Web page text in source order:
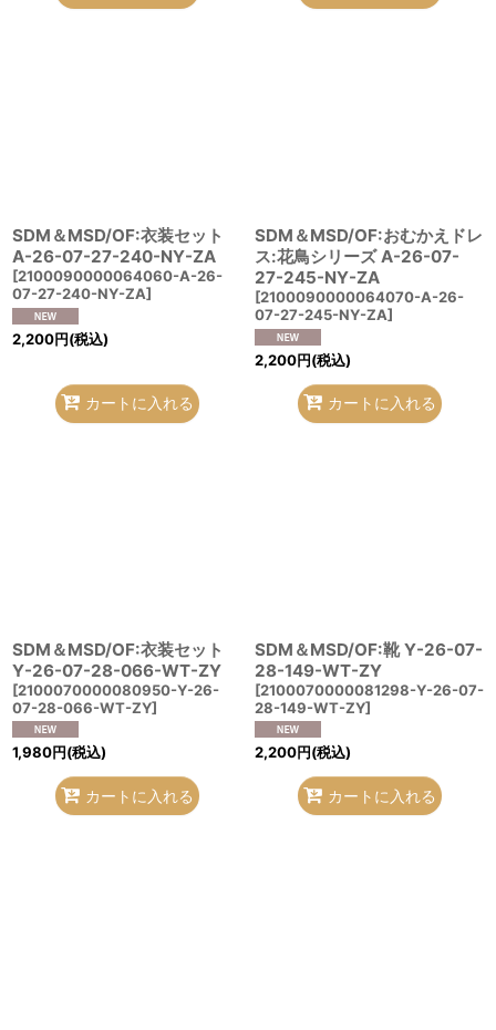
SDM＆MSD/OF:衣装セット
A-26-07-27-240-NY-ZA
[2100090000064060-A-26-
07-27-240-NY-ZA]
2,200円(税込)
カートに入れる
SDM＆MSD/OF:おむかえドレ
ス:花鳥シリーズ A-26-07-
27-245-NY-ZA
[2100090000064070-A-26-
07-27-245-NY-ZA]
2,200円(税込)
カートに入れる
SDM＆MSD/OF:衣装セット
Y-26-07-28-066-WT-ZY
[2100070000080950-Y-26-
07-28-066-WT-ZY]
1,980円(税込)
カートに入れる
SDM＆MSD/OF:靴 Y-26-07-
28-149-WT-ZY
[2100070000081298-Y-26-07-
28-149-WT-ZY]
2,200円(税込)
カートに入れる